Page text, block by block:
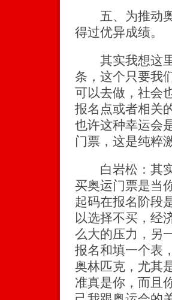
五、为推动奥
得过优异成绩。
其实我想这里
条，这个只要我
可以去做，社会
报名点或者相关
也许这种幸运会
门票，这是纯粹
白岩松：其实
买奥运门票是当
起码在报名阶段
以选择不买，经
么大的压力，另
报名和填一个表
奥林匹克，尤其
准真是你，而且